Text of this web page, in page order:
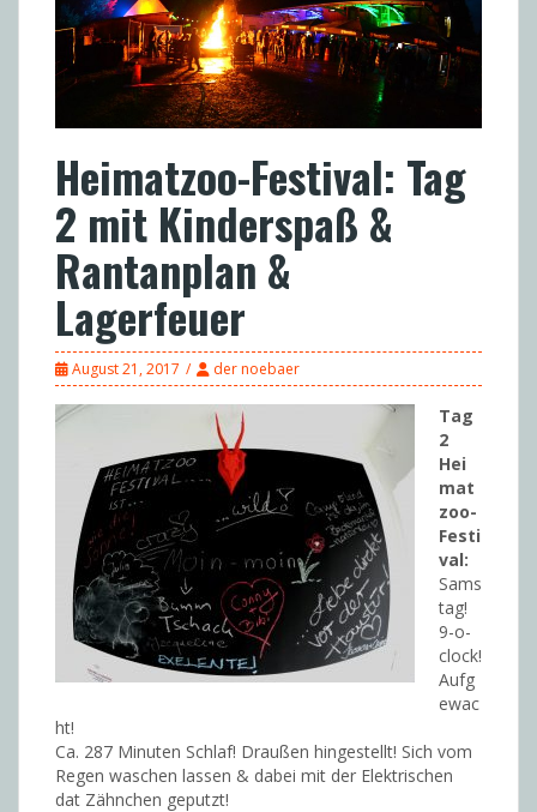
Heimatzoo-Festival: Tag
2 mit Kinderspaß &
Rantanplan &
Lagerfeuer
August 21, 2017 der noebaer
Tag
2
Hei
mat
zoo-
Festi
val:
Sams
tag!
9-o-
clock!
Aufg
ewac
ht!
Ca. 287 Minuten Schlaf! Draußen hingestellt! Sich vom
Regen waschen lassen & dabei mit der Elektrischen
dat Zähnchen geputzt!